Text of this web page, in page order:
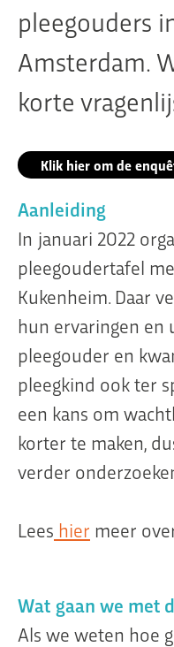
pleegouders
Amsterdam.
korte
Klik hier om de
Aanleiding
In januari 2022
pleegoudertafel
Kukenheim. Daar
hun ervaringen en
pleegouder en
pleegkind ook ter
een kans om
korter te maken,
verder
Lees hier meer
Wat gaan we met
Als we weten hoe